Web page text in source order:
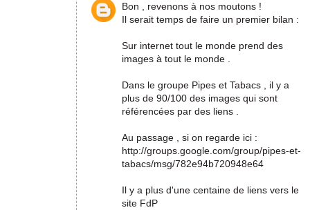
Bon , revenons à nos moutons !
Il serait temps de faire un premier bilan :
Sur internet tout le monde prend des
images à tout le monde .
Dans le groupe Pipes et Tabacs , il y a
plus de 90/100 des images qui sont
référencées par des liens .
Au passage , si on regarde ici :
http://groups.google.com/group/pipes-et-
tabacs/msg/782e94b720948e64
Il y a plus d'une centaine de liens vers le
site FdP